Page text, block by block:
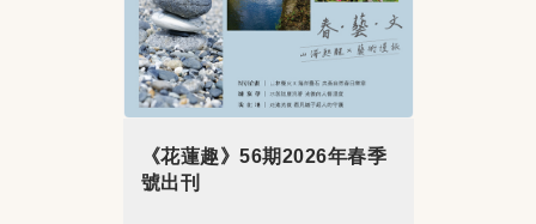
《花蓮趣》56期2026年春季
號出刊